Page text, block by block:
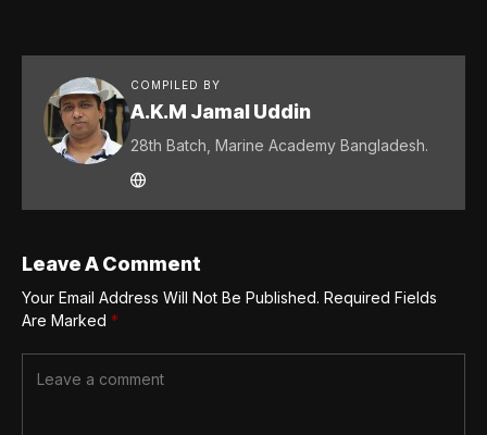
COMPILED BY
A.K.M Jamal Uddin
28th Batch, Marine Academy Bangladesh.
Leave A Comment
Your Email Address Will Not Be Published. Required Fields
Are Marked *